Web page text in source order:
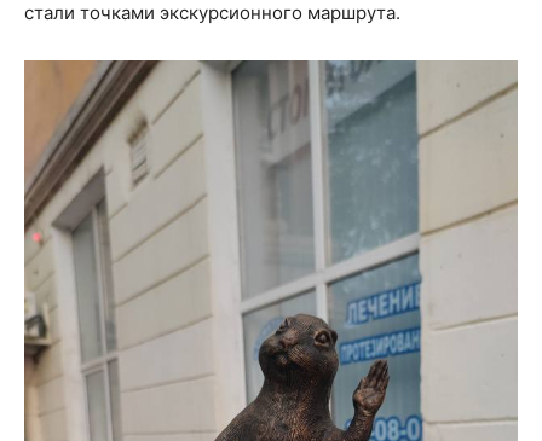
стали точками экскурсионного маршрута.